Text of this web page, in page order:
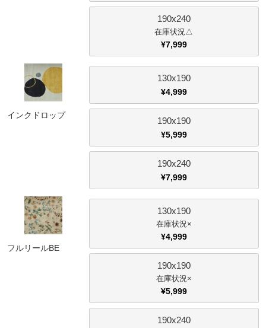
190x240
△
¥7,999
インクドロップ
130x190
¥4,999
190x190
¥5,999
190x240
¥7,999
フルリールBE
130x190
×
¥4,999
190x190
×
¥5,999
190x240